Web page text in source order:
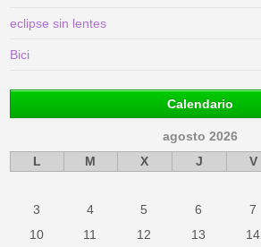
eclipse sin lentes
Bici
Calendario
agosto 2026
L
M X J V
3
4 5 6 7
10
11 12 13 14